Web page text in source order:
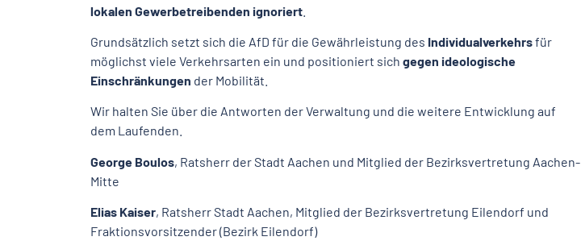
lokalen Gewerbetreibenden ignoriert
Grundsätzlich setzt sich die AfD für die Gewährleistung des Individualverkehrsfür
möglichst viele Verkehrsarten ein und positioniert sich gegen ideologische
Einschränkungen der Mobilität.
Wir halten Sie über die Antworten der Verwaltung und die weitere Entwicklung auf
dem Laufenden.
George Boulos, Ratsherr der Stadt Aachen und Mitglied der Bezirksvertretung Aachen-
Mitte
Elias Kaiser, Ratsherr Stadt Aachen, Mitglied der Bezirksvertretung Eilendorf und
Fraktionsvorsitzender (Bezirk Eilendorf)